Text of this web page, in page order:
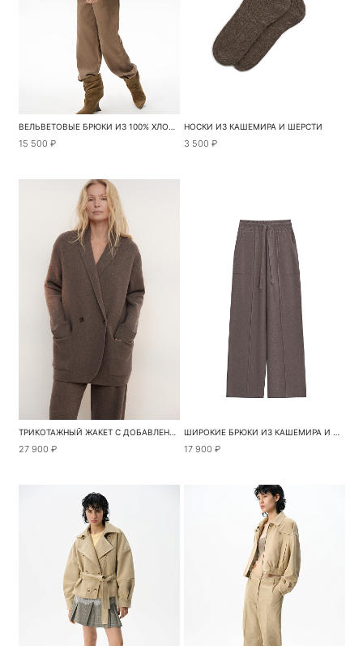
ВЕЛЬВЕТОВЫЕ БРЮКИ ИЗ 100% ХЛОПКА
15 500 ₽
НОСКИ ИЗ КАШЕМИРА И ШЕРСТИ
3 500 ₽
ТРИКОТАЖНЫЙ ЖАКЕТ С ДОБАВЛЕНИЕМ КАШЕМИРА
27 900 ₽
ШИРОКИЕ БРЮКИ ИЗ КАШЕМИРА И ШЕРСТИ
17 900 ₽